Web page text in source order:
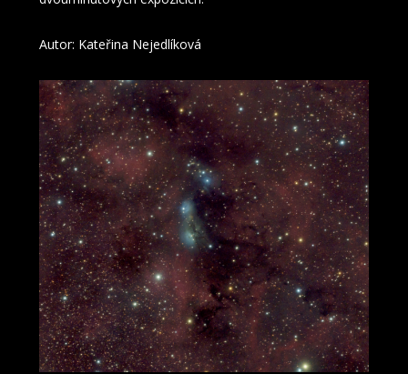
Autor: Kateřina Nejedlíková